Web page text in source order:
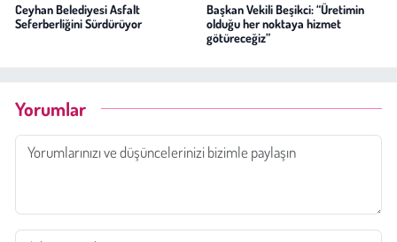
Ceyhan Belediyesi Asfalt
Seferberliğini Sürdürüyor
Başkan Vekili Beşikci: “Üretimin
olduğu her noktaya hizmet
götüreceğiz”
Yorumlar